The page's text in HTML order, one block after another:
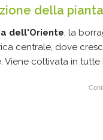
della pianta
dell'Oriente, la
centrale, dove
Viene coltivata in